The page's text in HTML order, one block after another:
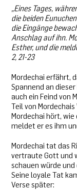
„Eines Tages,
die beiden
die Eingänge
Anschlag auf ihn.
Esther, und die
2, 21-23
Mordechai erfährt,
Spannend an
auch ein Feind von
Teil von
Mordechai hört,
meldet er es ihm
Mordechai tat das
vertraute Gott und
schauen würde
Seine loyale Tat
Verse später: